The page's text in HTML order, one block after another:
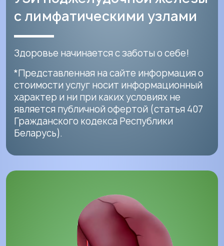
с лимфатическими узлами
Здоровье начинается с заботы о себе!
*Представленная на сайте информация о
стоимости услуг носит информационный
характер и ни при каких условиях не
является публичной офертой (статья 407
Гражданского кодекса Республики
Беларусь).